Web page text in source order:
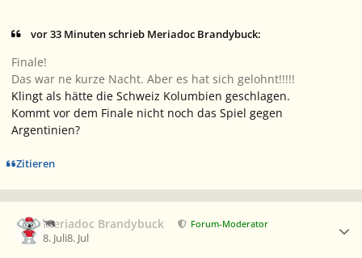
vor 33 Minuten schrieb Meriadoc Brandybuck:
Finale!
Das war ne kurze Nacht. Aber es hat sich gelohnt!!!!!
Klingt als hätte die Schweiz Kolumbien geschlagen.
Kommt vor dem Finale nicht noch das Spiel gegen
Argentinien?
Zitieren
Meriadoc Brandybuck Forum-Moderator
8. Juli8. Jul